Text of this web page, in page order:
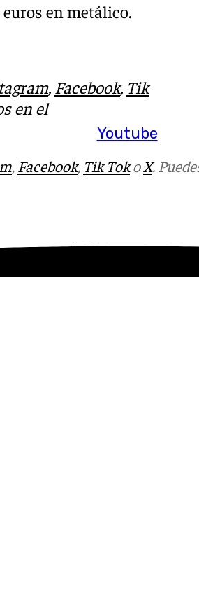
Youtube
en metálico.
, Facebook, Tik
en el
, Facebook, Tik TokoX.